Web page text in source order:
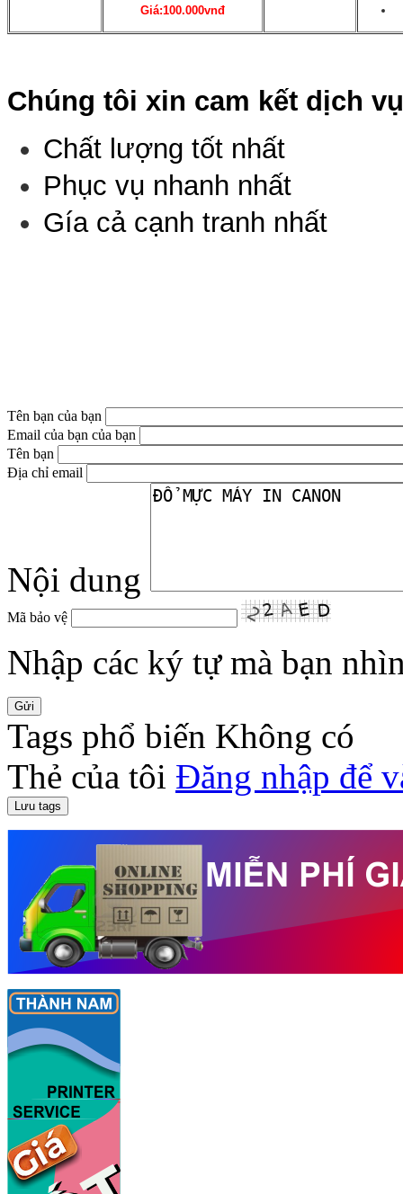
Giá:100.000vnđ
Chúng tôi xin cam kết dịch
Chất lượng tốt nhất
Phục vụ nhanh nhất
Gía cả cạnh tranh nhất
Tên bạn của bạn
Email của bạn của bạn
Tên bạn
Địa chỉ email
Nội dung
Mã bảo vệ
Nhập các ký tự mà bạn
Tags phổ biến Không có
Thẻ của tôi Đăng nhập để